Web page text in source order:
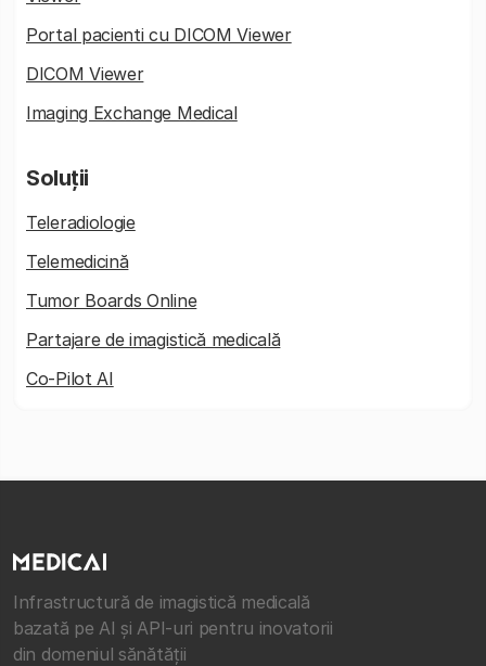
Portal pacienti cu DICOM Viewer
DICOM Viewer
Imaging Exchange Medical
Soluții
Teleradiologie
Telemedicină
Tumor Boards Online
Partajare de imagistică medicală
Co-Pilot AI
Infrastructură de imagistică medicală
bazată pe AI și API-uri pentru inovatorii
din domeniul sănătății